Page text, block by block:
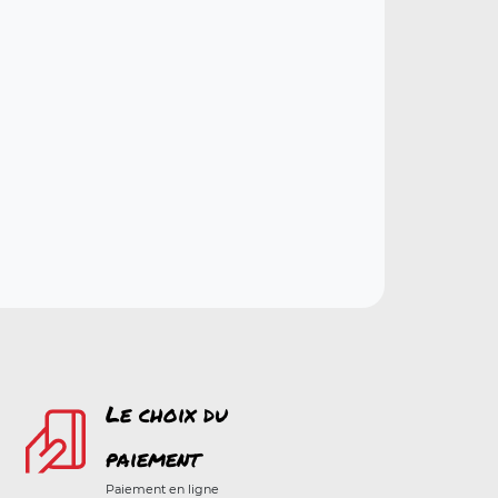
Le choix du
paiement
Paiement en ligne